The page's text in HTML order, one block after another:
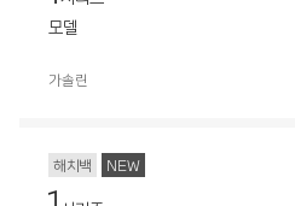
모델
가솔린
해치백 NEW